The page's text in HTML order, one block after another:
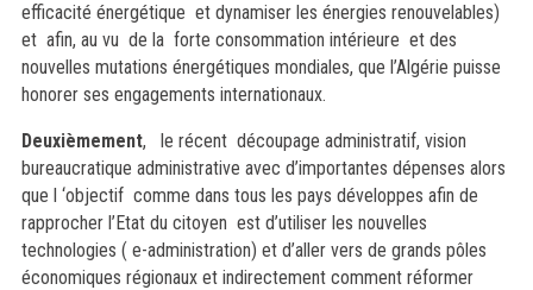
efficacité énergétique et dynamiser les énergies renouvelables)
et afin, au vu de la forte consommation intérieure et des
nouvelles mutations énergétiques mondiales, que l’Algérie puisse
honorer ses engagements internationaux.
Deuxièmement, le récent découpage administratif, vision
bureaucratique administrative avec d’importantes dépenses alors
que l ‘objectif comme dans tous les pays développes afin de
rapprocher l’Etat du citoyen est d’utiliser les nouvelles
technologies ( e-administration) et d’aller vers de grands pôles
économiques régionaux et indirectement comment réformer